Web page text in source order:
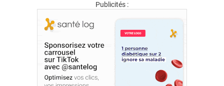
Publicités :